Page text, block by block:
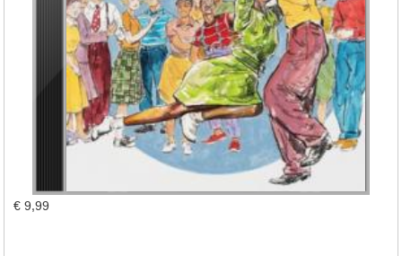
€ 9,99